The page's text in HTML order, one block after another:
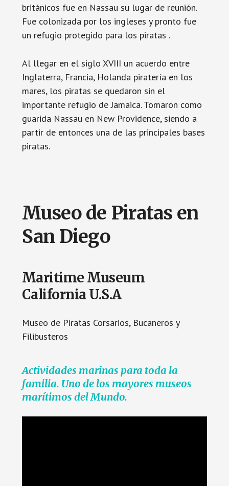
británicos fue en Nassau su lugar de reunión.
Fue colonizada por los ingleses y pronto fue
un refugio protegido para los piratas .
Al llegar en el siglo XVIII un acuerdo entre
Inglaterra, Francia, Holanda piratería en los
mares, los piratas se quedaron sin el
importante refugio de Jamaica. Tomaron como
guarida Nassau en New Providence, siendo a
partir de entonces una de las principales bases
piratas.
Museo de Piratas en
San Diego
Maritime Museum
California U.S.A
Museo de Piratas Corsarios, Bucaneros y
Filibusteros
Actividades marinas para toda la
familia. Uno de los mayores museos
marítimos del Mundo.